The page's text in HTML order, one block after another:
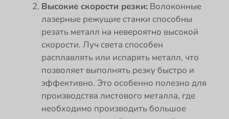
Высокие скорости резки: Волоконные
лазерные режущие станки способны
резать металл на невероятно высокой
скорости. Луч света способен
расплавлять или испарять металл, что
позволяет выполнять резку быстро и
эффективно. Это особенно полезно для
производства листового металла, где
необходимо производить большое